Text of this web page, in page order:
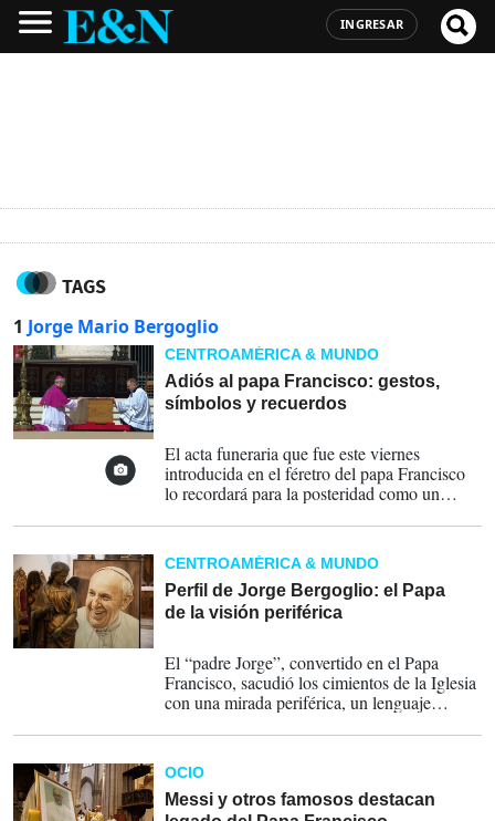
INGRESAR
TAGS
1 Jorge Mario Bergoglio
CENTROAMÉRICA & MUNDO
Adiós al papa Francisco: gestos,
símbolos y recuerdos
El acta funeraria que fue este viernes
introducida en el féretro del papa Francisco
lo recordará para la posteridad como un
sociedad y por su lucha contra la lacra de los
abusos del clero.
CENTROAMÉRICA & MUNDO
Perfil de Jorge Bergoglio: el Papa
de la visión periférica
El “padre Jorge”, convertido en el Papa
Francisco, sacudió los cimientos de la Iglesia
con una mirada periférica, un lenguaje
pobres. Su papado marcó una revolución
humanista que desafió al poder, dentro y
fuera del Vaticano. Hoy, su legado plantea
una pregunta urgente: ¿estamos listos para
OCIO
Messi y otros famosos destacan